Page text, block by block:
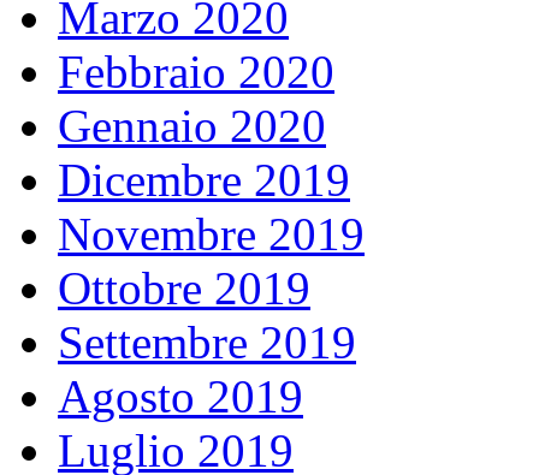
Marzo 2020
Febbraio 2020
Gennaio 2020
Dicembre 2019
Novembre 2019
Ottobre 2019
Settembre 2019
Agosto 2019
Luglio 2019